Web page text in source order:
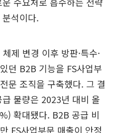
석이다.
제 변경 이후 방판·특수·
던 B2B 기능을 FS사업부
문 조직을 구축했다. 그 결
물량은 2023년 대비 올
확대됐다. B2B 공급 비
FS사업부문 매출이 안정